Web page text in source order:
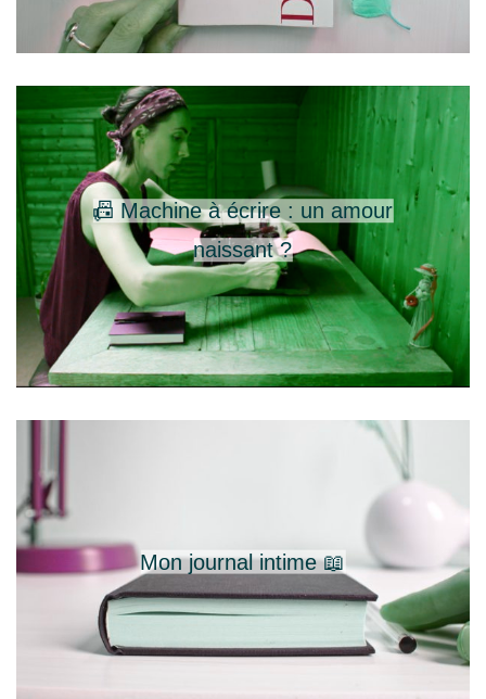
📠 Machine à écrire : un amour
naissant ?
Mon journal intime 📖